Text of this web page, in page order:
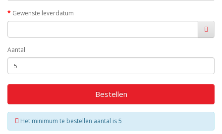
Gewenste leverdatum
Aantal
Bestellen
Het minimum te bestellen aantal is 5